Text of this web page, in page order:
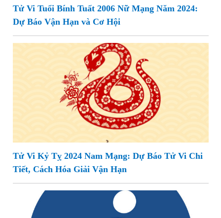
Tử Vi Tuổi Bính Tuất 2006 Nữ Mạng Năm 2024:
Dự Báo Vận Hạn và Cơ Hội
Tử Vi Kỷ Tỵ 2024 Nam Mạng: Dự Báo Tử Vi Chi
Tiết, Cách Hóa Giải Vận Hạn